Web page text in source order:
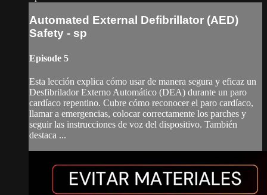
Automated External Defibrillator (AED)
Safety - sp
Episode 5
Esta lección explica cómo usar de manera segura y eficaz un
Desfibrilador Externo Automático (DEA) durante un paro
cardíaco repentino. Cubre cómo reconocer el paro cardíaco,
llamar a emergencias, colocar correctamente los parches y
seguir las instrucciones de voz del dispositivo. También
destaca ...